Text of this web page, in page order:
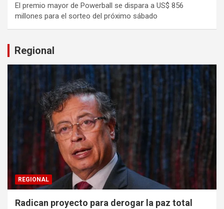
El premio mayor de Powerball se dispara a US$ 856
millones para el sorteo del próximo sábado
Regional
REGIONAL
Radican proyecto para derogar la paz total